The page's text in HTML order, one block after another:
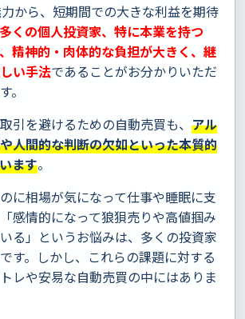
から、短期間での大きな利益を期待
多くの個人投資家、特に本業を持つ
精神的・肉体的な負担が大きく、継
い手法であることがお分かりいただ
。
引を避けるための自動売買も、 アル
人間的な判断の欠如といった本質的
ます。
に相場が気になって仕事や睡眠に支
感情的になって狼狽売りや高値掴み
る」というお悩みは、多くの投資家
す。しかし、これらの課題に対する
レや安易な自動売買の中にはありま